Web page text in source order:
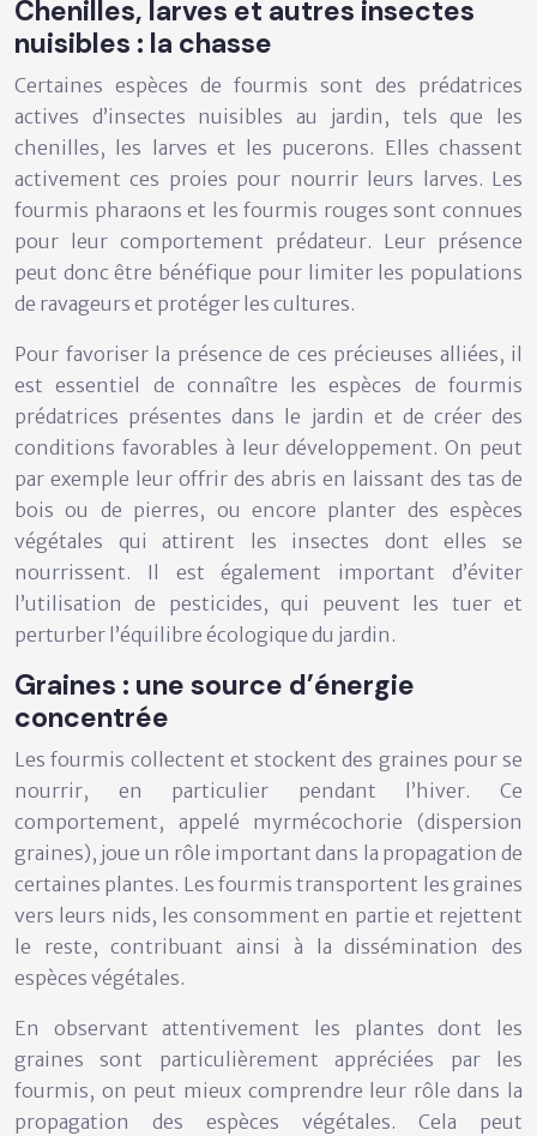
Chenilles, larves et autres insectes
nuisibles : la chasse
Certaines espèces de fourmis sont des prédatrices
actives d’insectes nuisibles au jardin, tels que les
chenilles, les larves et les pucerons. Elles chassent
activement ces proies pour nourrir leurs larves. Les
fourmis pharaons et les fourmis rouges sont connues
pour leur comportement prédateur. Leur présence
peut donc être bénéfique pour limiter les populations
de ravageurs et protéger les cultures.
Pour favoriser la présence de ces précieuses alliées, il
est essentiel de connaître les espèces de fourmis
prédatrices présentes dans le jardin et de créer des
conditions favorables à leur développement. On peut
par exemple leur offrir des abris en laissant des tas de
bois ou de pierres, ou encore planter des espèces
végétales qui attirent les insectes dont elles se
nourrissent. Il est également important d’éviter
l’utilisation de pesticides, qui peuvent les tuer et
perturber l’équilibre écologique du jardin.
Graines : une source d’énergie
concentrée
Les fourmis collectent et stockent des graines pour se
nourrir, en particulier pendant l’hiver. Ce
comportement, appelé myrmécochorie (dispersion
graines), joue un rôle important dans la propagation de
certaines plantes. Les fourmis transportent les graines
vers leurs nids, les consomment en partie et rejettent
le reste, contribuant ainsi à la dissémination des
espèces végétales.
En observant attentivement les plantes dont les
graines sont particulièrement appréciées par les
fourmis, on peut mieux comprendre leur rôle dans la
propagation des espèces végétales. Cela peut